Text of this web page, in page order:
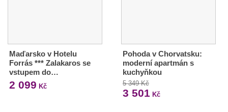
Maďarsko v Hotelu
Forrás *** Zalakaros se
vstupem do…
2 099 Kč
Pohoda v Chorvatsku:
moderní apartmán s
kuchyňkou
5 349 Kč
3 501 Kč